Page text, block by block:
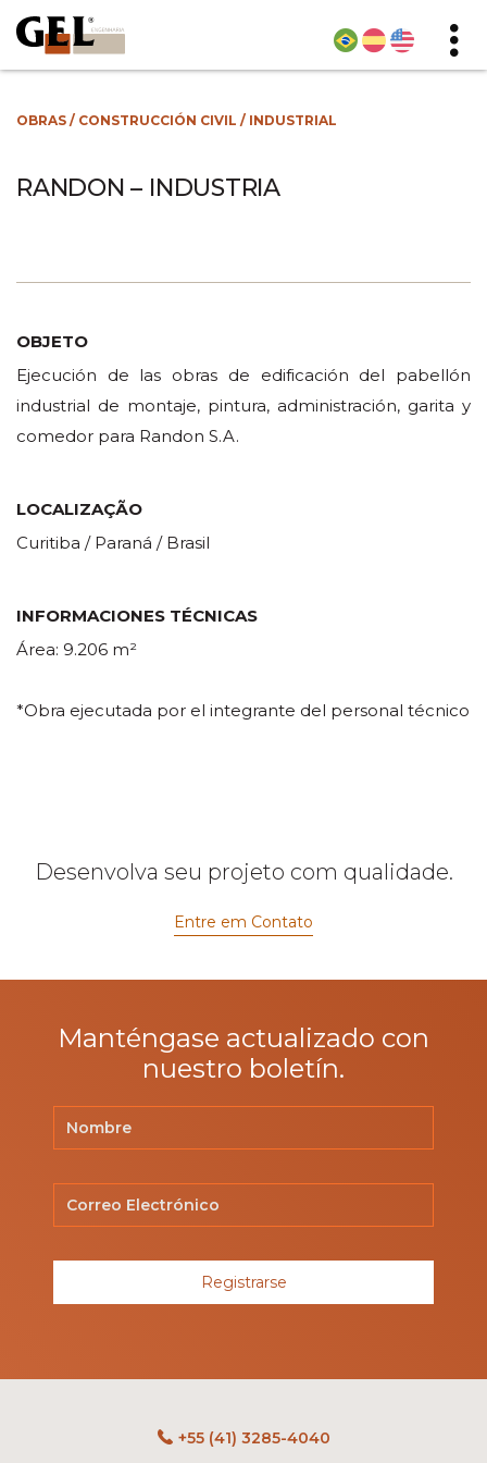
OBRAS / CONSTRUCCIÓN CIVIL / INDUSTRIAL
RANDON – INDUSTRIA
OBJETO
Ejecución de las obras de edificación del pabellón
industrial de montaje, pintura, administración, garita y
comedor para Randon S.A.
LOCALIZAÇÃO
Curitiba / Paraná / Brasil
INFORMACIONES TÉCNICAS
Área: 9.206 m²
*Obra ejecutada por el integrante del personal técnico
Desenvolva seu projeto com qualidade.
Entre em Contato
Manténgase actualizado con
nuestro boletín.
Registrarse
+55 (41) 3285-4040